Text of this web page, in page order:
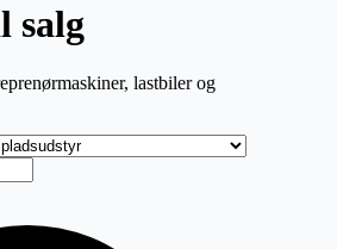
salg
lastbiler og